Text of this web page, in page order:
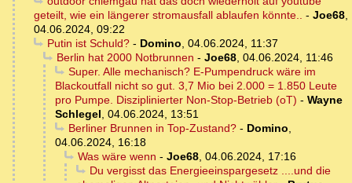
geteilt, wie ein längerer stromausfall ablaufen könnte.. - Joe68,
04.06.2024, 09:22
Putin ist Schuld?- Domino, 04.06.2024, 11:37
Berlin hat 2000 Notbrunnen - Joe68, 04.06.2024, 11:46
Super. Alle mechanisch? E-Pumpendruck wäre im
Blackoutfall nicht so gut. 3,7 Mio bei 2.000 = 1.850 Leute
pro Pumpe. Disziplinierter Non-Stop-Betrieb (oT) - Wayne
Schlegel, 04.06.2024, 13:51
Berliner Brunnen in Top-Zustand?- Domino,
04.06.2024, 16:18
Was wäre wenn - Joe68, 04.06.2024, 17:16
Du vergisst das Energieeinspargesetz ....und die